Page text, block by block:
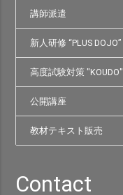
講師派遣
新人研修 “PLUS DOJO”
高度試験対策 "KOUDO"
公開講座
教材テキスト販売
Contact